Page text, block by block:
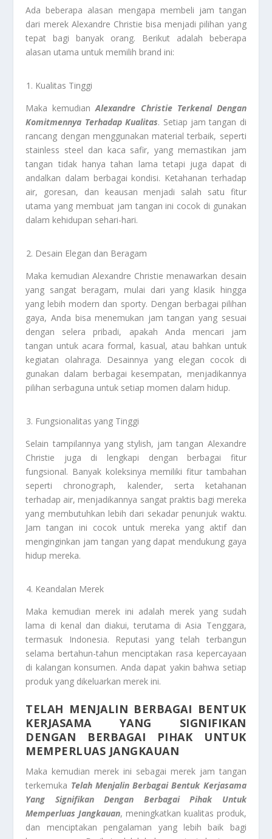
Ada beberapa alasan mengapa membeli jam tangan
dari merek Alexandre Christie bisa menjadi pilihan yang
tepat bagi banyak orang. Berikut adalah beberapa
alasan utama untuk memilih brand ini:
Kualitas Tinggi
Maka kemudian Alexandre Christie Terkenal Dengan
Komitmennya Terhadap Kualitas. Setiap jam tangan di
rancang dengan menggunakan material terbaik, seperti
stainless steel dan kaca safir, yang memastikan jam
tangan tidak hanya tahan lama tetapi juga dapat di
andalkan dalam berbagai kondisi. Ketahanan terhadap
air, goresan, dan keausan menjadi salah satu fitur
utama yang membuat jam tangan ini cocok di gunakan
dalam kehidupan sehari-hari.
Desain Elegan dan Beragam
Maka kemudian Alexandre Christie menawarkan desain
yang sangat beragam, mulai dari yang klasik hingga
yang lebih modern dan sporty. Dengan berbagai pilihan
gaya, Anda bisa menemukan jam tangan yang sesuai
dengan selera pribadi, apakah Anda mencari jam
tangan untuk acara formal, kasual, atau bahkan untuk
kegiatan olahraga. Desainnya yang elegan cocok di
gunakan dalam berbagai kesempatan, menjadikannya
pilihan serbaguna untuk setiap momen dalam hidup.
Fungsionalitas yang Tinggi
Selain tampilannya yang stylish, jam tangan Alexandre
Christie juga di lengkapi dengan berbagai fitur
fungsional. Banyak koleksinya memiliki fitur tambahan
seperti chronograph, kalender, serta ketahanan
terhadap air, menjadikannya sangat praktis bagi mereka
yang membutuhkan lebih dari sekadar penunjuk waktu.
Jam tangan ini cocok untuk mereka yang aktif dan
menginginkan jam tangan yang dapat mendukung gaya
hidup mereka.
Keandalan Merek
Maka kemudian merek ini adalah merek yang sudah
lama di kenal dan diakui, terutama di Asia Tenggara,
termasuk Indonesia. Reputasi yang telah terbangun
selama bertahun-tahun menciptakan rasa kepercayaan
di kalangan konsumen. Anda dapat yakin bahwa setiap
produk yang dikeluarkan merek ini.
TELAH MENJALIN BERBAGAI BENTUK
KERJASAMA YANG SIGNIFIKAN
DENGAN BERBAGAI PIHAK UNTUK
MEMPERLUAS JANGKAUAN
Maka kemudian merek ini sebagai merek jam tangan
terkemuka Telah Menjalin Berbagai Bentuk Kerjasama
Yang Signifikan Dengan Berbagai Pihak Untuk
Memperluas Jangkauan, meningkatkan kualitas produk,
dan menciptakan pengalaman yang lebih baik bagi